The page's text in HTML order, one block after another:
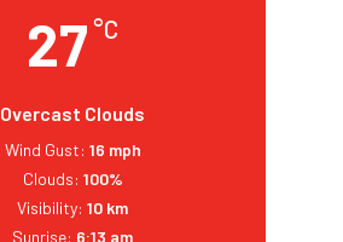
27 °C
Overcast Clouds
Wind Gust: 16 mph
Clouds: 100%
Visibility: 10 km
Sunrise: 6:13 am